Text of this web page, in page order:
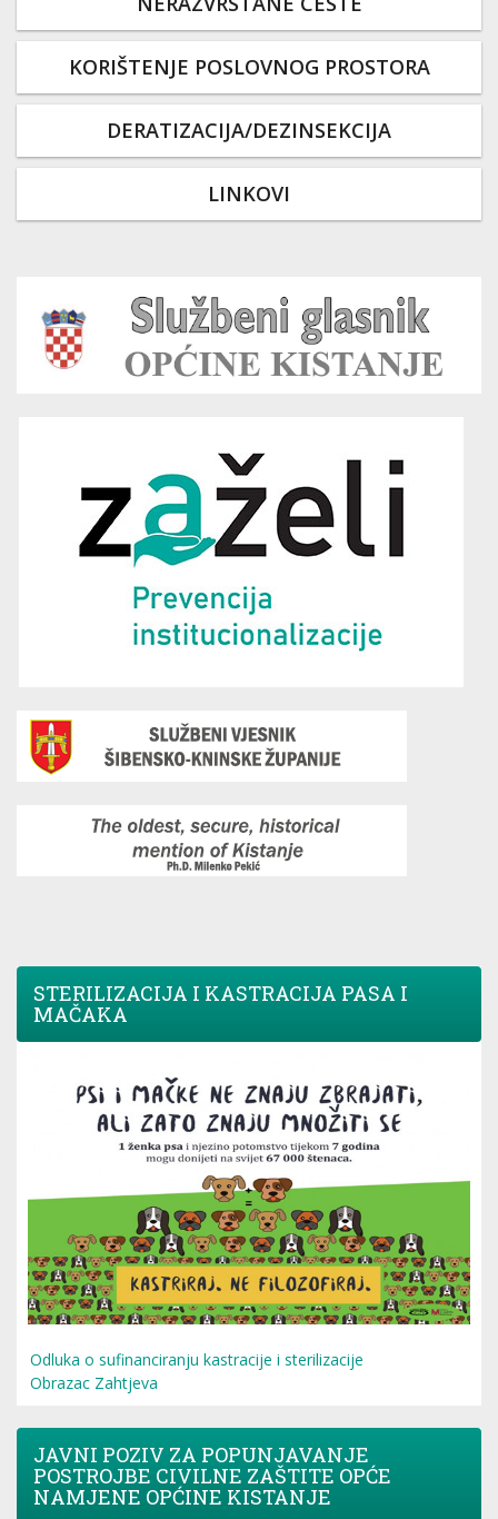
KORIŠTENJE POSLOVNOG PROSTORA
DERATIZACIJA/DEZINSEKCIJA
LINKOVI
STERILIZACIJA I KASTRACIJA PASA I
MAČAKA
Odluka o sufinanciranju kastracije i sterilizacije
Obrazac Zahtjeva
JAVNI POZIV ZA POPUNJAVANJE
POSTROJBE CIVILNE ZAŠTITE OPĆE
NAMJENE OPĆINE KISTANJE